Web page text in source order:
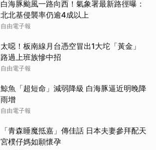
白海豚颱風一路向西！氣象署最新路徑曝：
北北基侵襲率仍逾4成以上
自由電子報
太噁！板南線月台憑空冒出1大坨「黃金」
路過上班族慘中招
自由電子報
鯨魚「超短命」減弱降級 白海豚逼近明晚降
雨增
自由電子報
「青森睡魔抵嘉」傳佳話 日本夫妻參拜配天
宮樸仔媽如願懷孕